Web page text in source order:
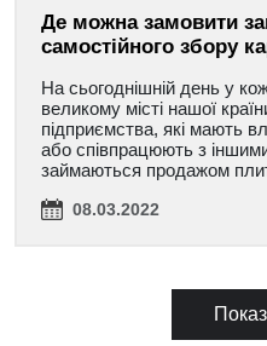
Де можна замовити
самостійного збору
На сьогоднішній день у
великому місті нашої
підприємства, які мають
або співпрацюють з
займаються продажом
08.03.2022